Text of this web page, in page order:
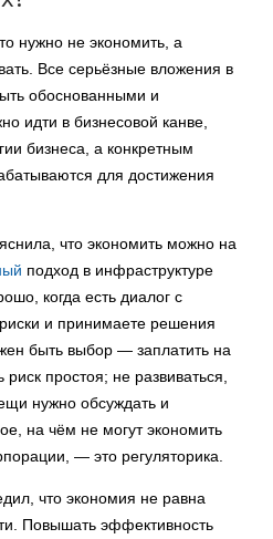
нужно не экономить, а
Все серьёзные вложения в
обоснованными и
идти в бизнесовой канве,
бизнеса, а конкретным
для достижения
что экономить можно на
подход в инфраструктуре
когда есть диалог с
и принимаете решения
быть выбор — заплатить на
простоя; не развиваться,
нужно обсуждать и
на чём не могут экономить
— это регуляторика.
что экономия не равна
Повышать эффективность